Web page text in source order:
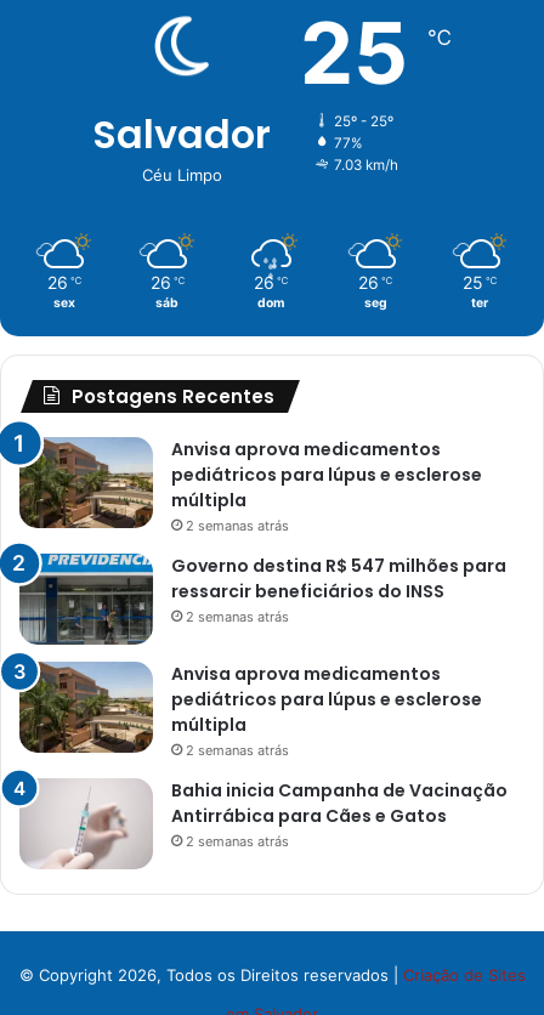
Salvador
Céu Limpo
25 ℃
25º - 25º
77%
7.03 km/h
26 ℃
sex
26 ℃
sáb
26 ℃
dom
26 ℃
seg
25 ℃
ter
Postagens Recentes
Anvisa aprova medicamentos
pediátricos para lúpus e esclerose
múltipla
2 semanas atrás
Governo destina R$ 547 milhões para
ressarcir beneficiários do INSS
2 semanas atrás
Anvisa aprova medicamentos
pediátricos para lúpus e esclerose
múltipla
2 semanas atrás
Bahia inicia Campanha de Vacinação
Antirrábica para Cães e Gatos
2 semanas atrás
© Copyright 2026, Todos os Direitos reservados | Criação de Sites